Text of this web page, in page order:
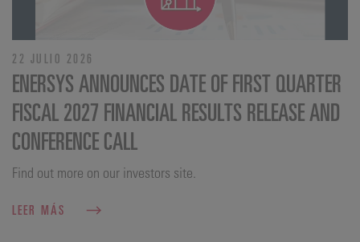
22 JULIO 2026
ENERSYS ANNOUNCES DATE OF FIRST QUARTER
FISCAL 2027 FINANCIAL RESULTS RELEASE AND
CONFERENCE CALL
Find out more on our investors site.
LEER MÁS